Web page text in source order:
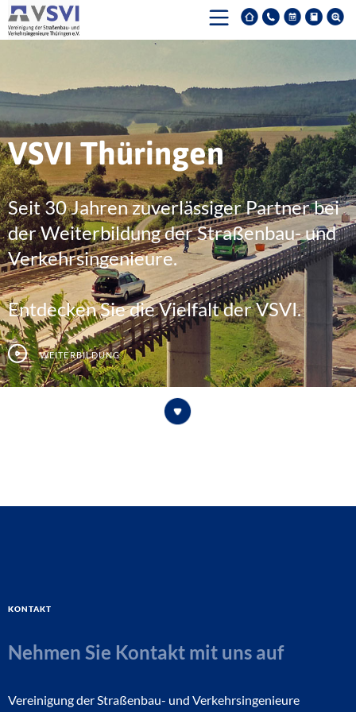
VSVI Thüringen
Seit 30 Jahren zuverlässiger Partner bei
der Weiterbildung der Straßenbau- und
Verkehrsingenieure.
Entdecken Sie die Vielfalt der VSVI.
Weiterbildung
Kontakt
Nehmen Sie Kontakt mit uns auf
Vereinigung der Straßenbau- und Verkehrsingenieure